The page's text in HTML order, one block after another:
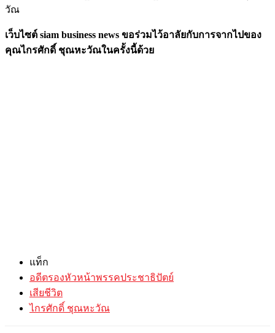
วัณ
เว็บไซต์ siam business news ขอร่วมไว้อาลัยกับการจากไปของ
คุณไกรศักดิ์ ชุณหะวัณในครั้งนี้ด้วย
แท็ก
อดีตรองหัวหน้าพรรคประชาธิปัตย์
เสียชีวิต
ไกรศักดิ์ ชุณหะวัณ